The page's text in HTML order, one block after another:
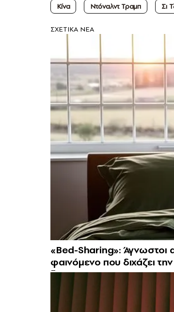
Κίνα
Ντόναλντ Τραμπ Σι
ΣXETIKA NEA
«Bed-Sharing»: Άγνωστοι
φαινόμενο που διχάζει